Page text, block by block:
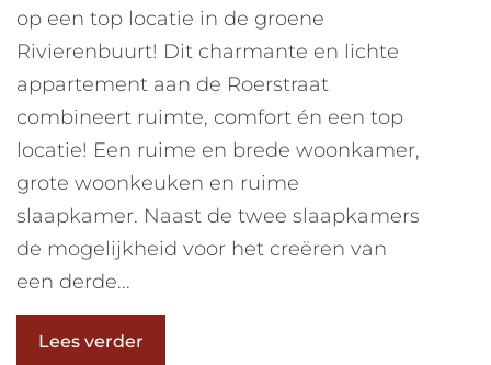
op een top locatie in de groene
Rivierenbuurt! Dit charmante en lichte
appartement aan de Roerstraat
combineert ruimte, comfort én een top
locatie! Een ruime en brede woonkamer,
grote woonkeuken en ruime
slaapkamer. Naast de twee slaapkamers
de mogelijkheid voor het creëren van
een derde...
Lees verder